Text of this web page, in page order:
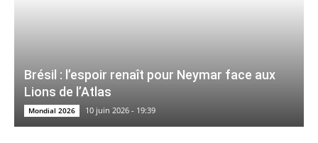
Brésil : l’espoir renaît pour Neymar face aux
Lions de l’Atlas
Mondial 2026 10 juin 2026 - 19:39